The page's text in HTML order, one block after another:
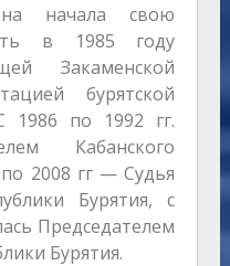
начала свою
в 1985 году
Закаменской
бурятской
1986 по 1992 гг.
Кабанского
2008 гг — Судья
Бурятия, с
Председателем
Бурятия.